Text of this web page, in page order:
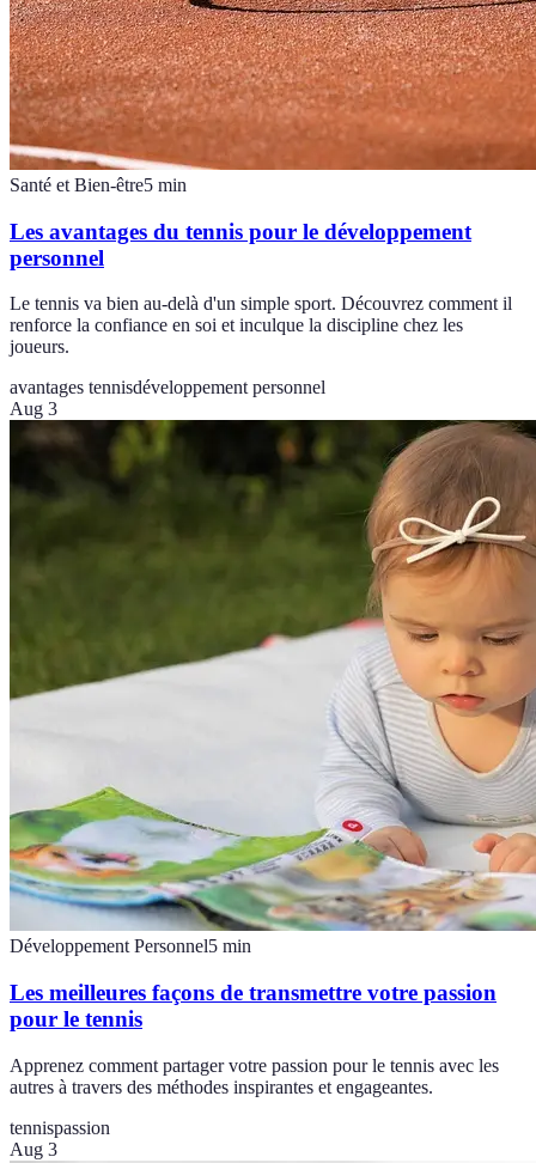
Santé et Bien-être5 min
Les avantages du tennis pour le développement
personnel
Le tennis va bien au-delà d'un simple sport. Découvrez comment il
renforce la confiance en soi et inculque la discipline chez les
joueurs.
avantages tennisdéveloppement personnel
Aug 3
Développement Personnel5 min
Les meilleures façons de transmettre votre passion
pour le tennis
Apprenez comment partager votre passion pour le tennis avec les
autres à travers des méthodes inspirantes et engageantes.
tennispassion
Aug 3